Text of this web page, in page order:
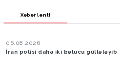
Xəbər lenti
06.08.2026
İran polisi daha iki bəlucu güllələyib